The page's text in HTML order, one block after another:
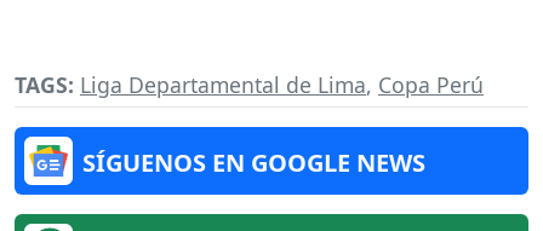
TAGS: Liga Departamental de Lima, Copa Perú
SÍGUENOS EN GOOGLE NEWS